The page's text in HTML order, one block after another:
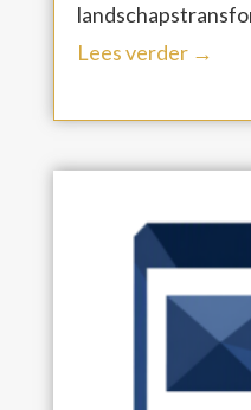
Lees verder →